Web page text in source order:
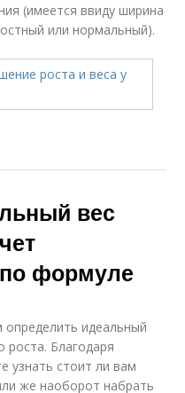
(имеется ввиду ширина
или нормальный).
вес
формуле
идеальный
роста. Благодаря
узнать стоит ли вам
же наоборот набрать